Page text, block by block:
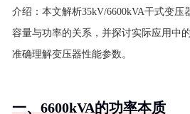
介绍： 本文解析35kV/6600kVA干式变
容量与功率的关系，并探讨实际应用中
准确理解变压器性能参数。
一、6600kVA的功率本质